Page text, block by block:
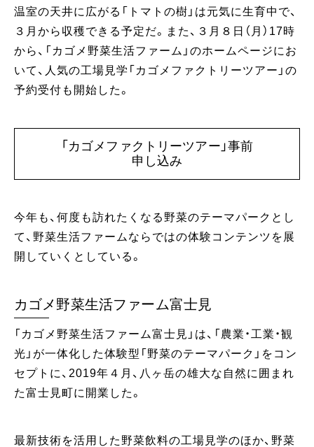
温室の天井に広がる「トマトの樹」は元気に生育中で、
３月から収穫できる予定だ。また、３月８日（月）17時
から、「カゴメ野菜生活ファーム」のホームページにお
いて、人気の工場見学「カゴメファクトリーツアー」の
予約受付も開始した。
「カゴメファクトリーツアー」事前
申し込み
今年も、何度も訪れたくなる野菜のテーマパークとし
て、野菜生活ファームならではの体験コンテンツを展
開していくとしている。
カゴメ野菜生活ファーム富士見
「カゴメ野菜生活ファーム富士見」は、「農業・工業・観
光」が一体化した体験型「野菜のテーマパーク」をコン
セプトに、2019年４月、八ヶ岳の雄大な自然に囲まれ
た富士見町に開業した。
最新技術を活用した野菜飲料の工場見学のほか、野菜